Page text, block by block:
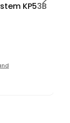
KP53B